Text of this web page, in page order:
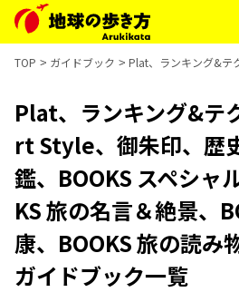
TOP ガイドブック Plat、ランキング&テ
Plat、ランキング&テ
rt Style、御朱印、歴
鑑、BOOKS スペシャ
KS 旅の名言＆絶景、
康、BOOKS 旅の読み
ガイドブック一覧